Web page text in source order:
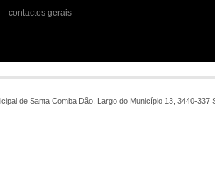
contactos gerais
de Santa Comba Dão, Largo do Município 13, 3440-